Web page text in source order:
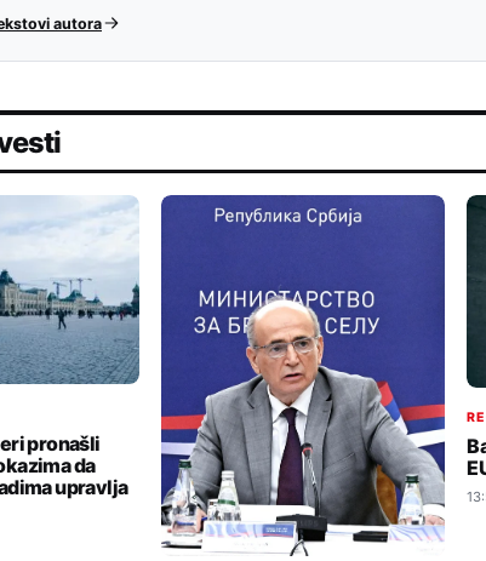
autora
pronašli
da
upravlja